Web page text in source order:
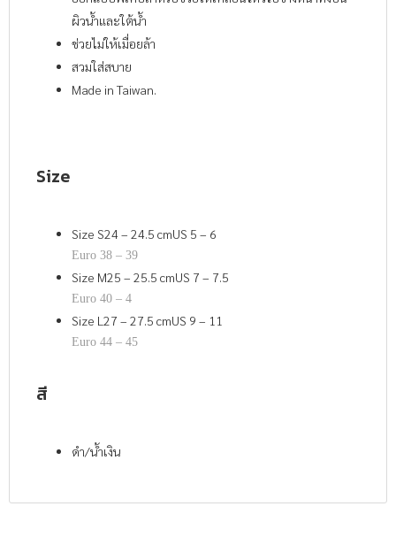
ผิวน้ำและใต้น้ำ
ช่วยไม่ให้เมื่อยล้า
สวมใส่สบาย
Made in Taiwan.
Size
Size S24 – 24.5 cmUS 5 – 6
Euro 38 – 39
Size M25 – 25.5 cmUS 7 – 7.5
Euro 40 – 4
Size L27 – 27.5 cmUS 9 – 11
Euro 44 – 45
สี
ดำ/น้ำเงิน